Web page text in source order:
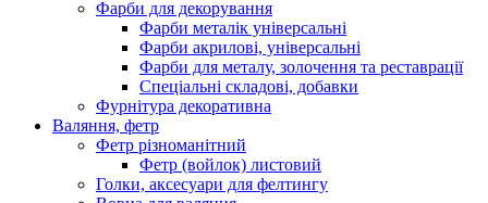
Фарби для декорування
Фарби металік універсальні
Фарби акрилові, універсальні
Фарби для металу, золочення та реставрації
Спеціальні складові, добавки
Фурнітура декоративна
Валяння, фетр
Фетр різноманітний
Фетр (войлок) листовий
Голки, аксесуари для фелтингу